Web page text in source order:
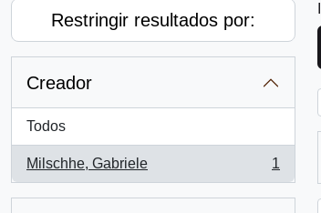
Restringir resultados por:
Creador
Todos
Milschhe, Gabriele
, 1 resultados
1